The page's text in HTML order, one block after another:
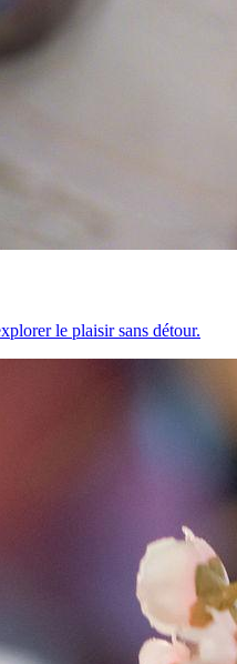
le plaisir sans détour.